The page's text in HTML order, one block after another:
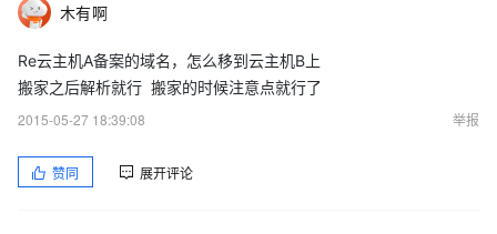
木有啊
Re云主机A备案的域名，怎么移到云主机B上
搬家之后解析就行 搬家的时候注意点就行了
2015-05-27 18:39:08
举报
赞同 展开评论